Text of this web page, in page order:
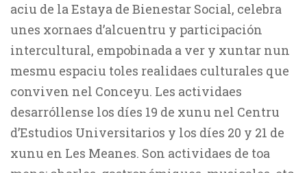
aciu de la Estaya de Bienestar Social, celebra
unes xornaes d’alcuentru y participación
intercultural, empobinada a ver y xuntar nun
mesmu espaciu toles realidaes culturales que
conviven nel Conceyu. Les actividaes
desarróllense los díes 19 de xunu nel Centru
d’Estudios Universitarios y los díes 20 y 21 de
xunu en Les Meanes. Son actividaes de toa